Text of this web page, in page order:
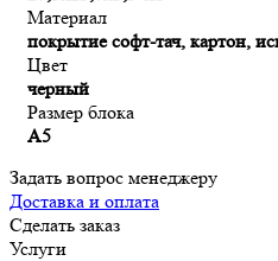
Материал
покрытие софт-тач, картон,
Цвет
черный
Размер блока
А5
Задать вопрос менеджеру
Доставка и оплата
Сделать заказ
Услуги